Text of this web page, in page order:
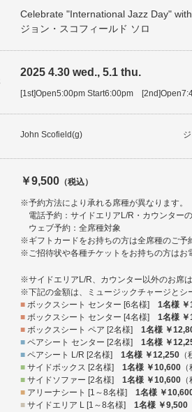
Celebrate "International Jazz Day" with
ジョン・スコフィールド ソロ
2025 4.30 wed., 5.1 thu.
[1st]Open5:00pm Start6:00pm
John Scofield(g)
￥9,500 （税込）
※予約方法により承れる席種が異なります。
電話予約：サイドエリアL/R・カウンター
ウェブ予約：全席種対象
※ギフトカードをお持ちの方は全席種のご予
※ご招待状や各種チケットをお持ちの方はお
※サイドエリアL/R、カウンター以外のお席
※下記の金額は、ミュージックチャージとシ
■ ボックスシート センター [6名様] 1名様
■ ボックスシート センター [4名様] 1名様
■ ボックスシート ペア [2名様] 1名様 ￥
■ ペアシート センター [2名様] 1名様 ￥
■ ペアシート L/R [2名様] 1名様 ￥12,250
■ サイドボックス [2名様] 1名様 ￥10,600
■ サイドソファー [2名様] 1名様 ￥10,600
■ アリーナシート [1～8名様] 1名様 ￥
■ サイドエリア L [1～8名様] 1名様 ￥9,500